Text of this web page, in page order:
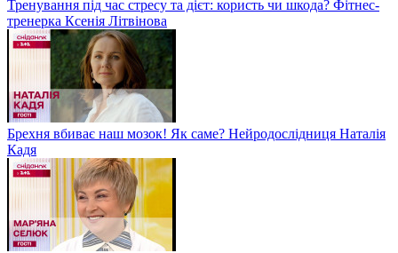
Тренування під час стресу та дієт: користь чи шкода? Фітнес-
тренерка Ксенія Літвінова
Брехня вбиває наш мозок! Як саме? Нейродослідниця Наталія
Кадя